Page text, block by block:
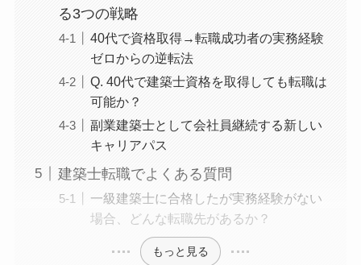
る3つの戦略
40代で資格取得→転職成功者の実務経験
ゼロからの逆転法
Q. 40代で建築士資格を取得しても転職は
可能か？
副業建築士として会社員継続する新しい
キャリアパス
建築士転職でよくある質問
一級建築士に合格したが実務経験がない
場合、どんな転職先があるか？
もっと見る